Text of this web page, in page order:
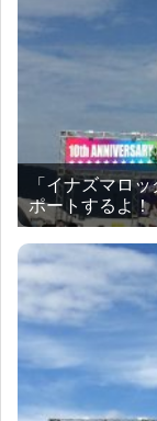
「イナズマロ
ポートするよ